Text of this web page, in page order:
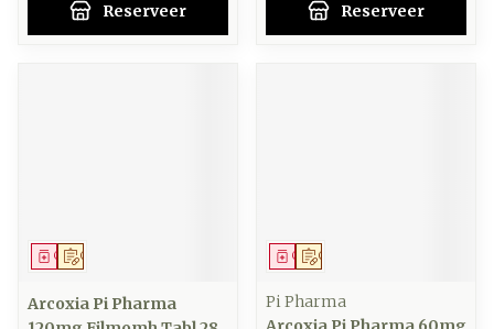
Reserveer Reserveer
Op voorschrift
Geneesmiddel
Arcoxia Pi Pharma
Op voorschrift
Geneesmiddel
Pi Pharma